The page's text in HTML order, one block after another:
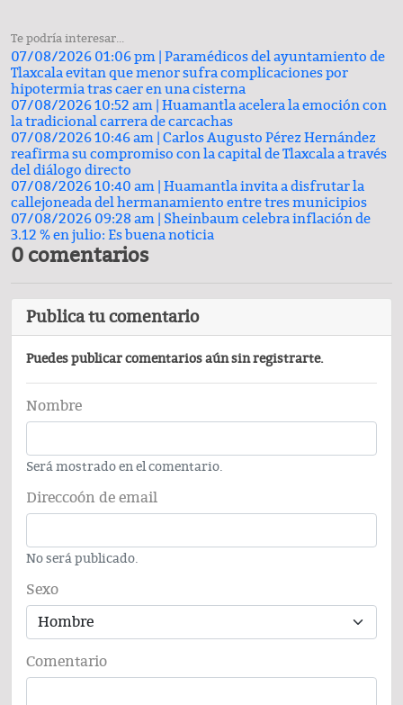
Te podría interesar...
07/08/2026 01:06 pm | Paramédicos del ayuntamiento de
Tlaxcala evitan que menor sufra complicaciones por
hipotermia tras caer en una cisterna
07/08/2026 10:52 am | Huamantla acelera la emoción con
la tradicional carrera de carcachas
07/08/2026 10:46 am | Carlos Augusto Pérez Hernández
reafirma su compromiso con la capital de Tlaxcala a través
del diálogo directo
07/08/2026 10:40 am | Huamantla invita a disfrutar la
callejoneada del hermanamiento entre tres municipios
07/08/2026 09:28 am | Sheinbaum celebra inflación de
3.12 % en julio: Es buena noticia
0 comentarios
Publica tu comentario
Puedes publicar comentarios aún sin registrarte.
Nombre
Será mostrado en el comentario.
Direccoón de email
No será publicado.
Sexo
Comentario